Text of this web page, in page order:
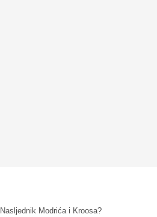
Nasljednik Modrića i Kroosa?